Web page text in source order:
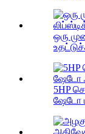
ஒரு
5HP
ஷேடோ